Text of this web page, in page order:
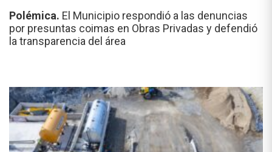
Polémica. El Municipio respondió a las denuncias
por presuntas coimas en Obras Privadas y defendió
la transparencia del área